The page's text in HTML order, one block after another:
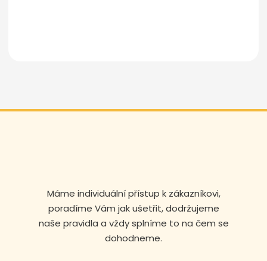
Máme individuální přístup k zákazníkovi,
poradíme Vám jak ušetřit, dodržujeme
naše pravidla a vždy splníme to na čem se
dohodneme.
Volejte nonstop
+420 608 105 106